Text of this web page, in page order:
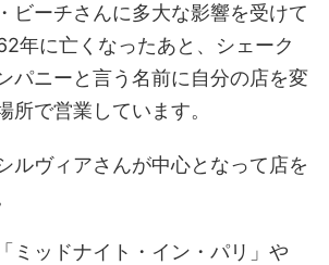
ビーチさんに多大な影響を受けて
年に亡くなったあと、シェーク
パニーと言う名前に自分の店を変
所で営業しています。
ルヴィアさんが中心となって店を
ミッドナイト・イン・パリ」や